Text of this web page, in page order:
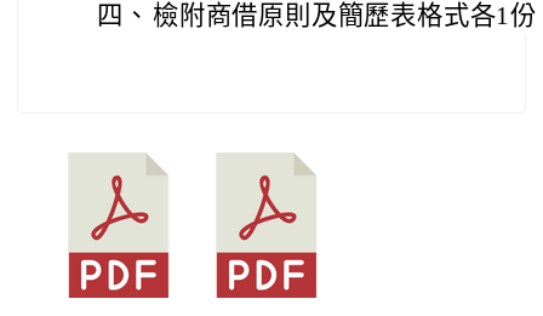
四、 檢附商借原則及簡歷表格式各1份